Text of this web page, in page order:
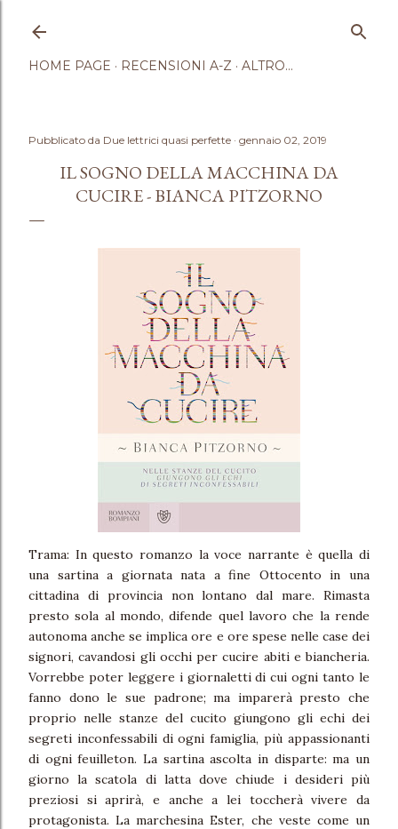
HOME PAGE RECENSIONI A-Z ALTRO…
Pubblicato da Due lettrici quasi perfette gennaio 02, 2019
IL SOGNO DELLA MACCHINA DA
CUCIRE - BIANCA PITZORNO
Trama: In questo romanzo la voce narrante è quella di
una sartina a giornata nata a fine Ottocento in una
cittadina di provincia non lontano dal mare. Rimasta
presto sola al mondo, difende quel lavoro che la rende
autonoma anche se implica ore e ore spese nelle case dei
signori, cavandosi gli occhi per cucire abiti e biancheria.
Vorrebbe poter leggere i giornaletti di cui ogni tanto le
fanno dono le sue padrone; ma imparerà presto che
proprio nelle stanze del cucito giungono gli echi dei
segreti inconfessabili di ogni famiglia, più appassionanti
di ogni feuilleton. La sartina ascolta in disparte: ma un
giorno la scatola di latta dove chiude i desideri più
preziosi si aprirà, e anche a lei toccherà vivere da
protagonista. La marchesina Ester, che veste come un